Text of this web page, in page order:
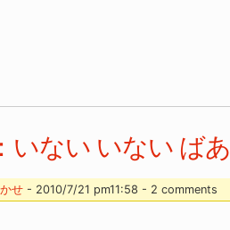
いない いない ばあ
せ - 2010/7/21 pm11:58 - 2 comments